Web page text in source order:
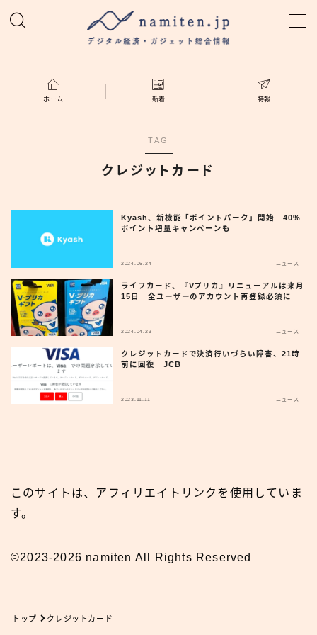
ホーム
namiten.jp
ホーム 新着 特報
TAG
クレジットカード
Kyash、新機能「ポイントパーク」開始 40%
ポイント増量キャンペーンも
2024.06.24 ニュース
ライフカード、『Vプリカ』リニューアルは来月
15日 全ユーザーのアカウント再登録必須に
2024.04.23 ニュース
クレジットカードで決済行いづらい障害、21時
前に回復 JCB
2023.11.11 ニュース
このサイトは、アフィリエイトリンクを使用していま
す。
©2023-2026 namiten All Rights Reserved
トップ クレジットカード